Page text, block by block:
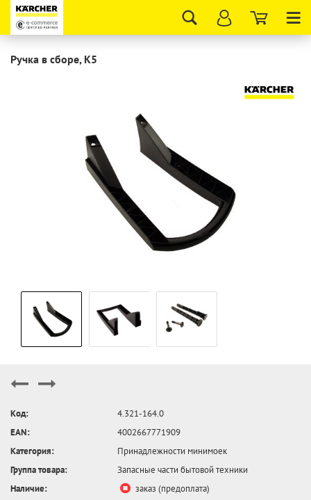
Ручка в сборе, K5
Код:
4.321-164.0
EAN:
4002667771909
Категория:
Принадлежности минимоек
Группа товара:
Запасные части бытовой техники
Наличие:
заказ (предоплата)